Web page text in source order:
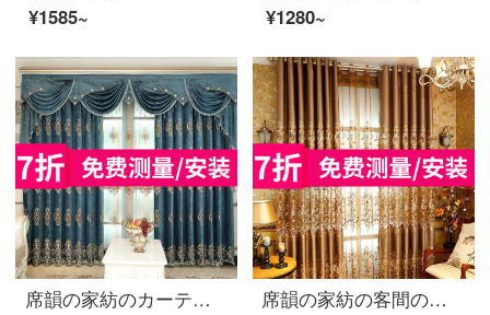
¥1585~
¥1280~
席韻の家紡のカーテンヨーロッパ式の客間の寝室の別荘のシニールの刺繍のカーテンの息はもし幽蘭-青い布は幅の1メートルを注文して作らせます*高さの2.7メートルの単価(4本の爪のフック)は高くなることができます
席韻の家紡の客間の刺繍のカーテンの布芸のカーテンの窓の紗は同じ種類の窓のカーテンを注文して注文して広く1メートル*高さの2.7メートルの単価(ナノリング)を注文して高くなることができます。